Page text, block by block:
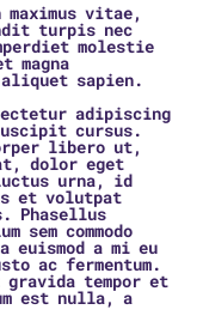
vitae,
turpis nec
molestie
magna
sapien.
adipiscing
cursus.
libero ut,
dolor eget
urna, id
et volutpat
commodo
euismod a mi eu
ac fermentum.
tempor et
est nulla, a